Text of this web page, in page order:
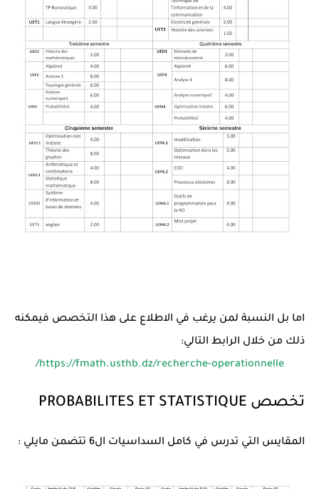
اما بل النسبة لمن يرغب في الاطلاع على هذا التخصص فيمكنه
ذلك من خلال الرابط التالي:
https://fmath.usthb.dz/recherche-operationnelle/
تخصص PROBABILITES ET STATISTIQUE
المقايس التي تدرس في كامل السداسيات ال6 تتضمن مايلي :